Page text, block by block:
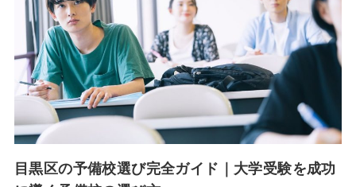
目黒区の予備校選び完全ガイド｜大学受験を成功